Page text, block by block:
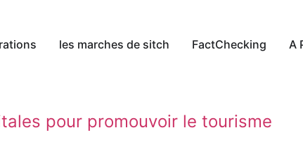
les marches de sitch FactChecking A
pour promouvoir le tourisme